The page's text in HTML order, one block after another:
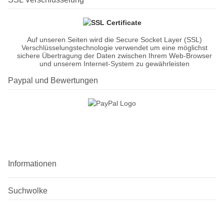
Auf unseren Seiten wird die Secure Socket Layer (SSL)
Verschlüsselungstechnologie verwendet um eine möglichst
sichere Übertragung der Daten zwischen Ihrem Web-Browser
und unserem Internet-System zu gewährleisten
Paypal und Bewertungen
Informationen
Suchwolke